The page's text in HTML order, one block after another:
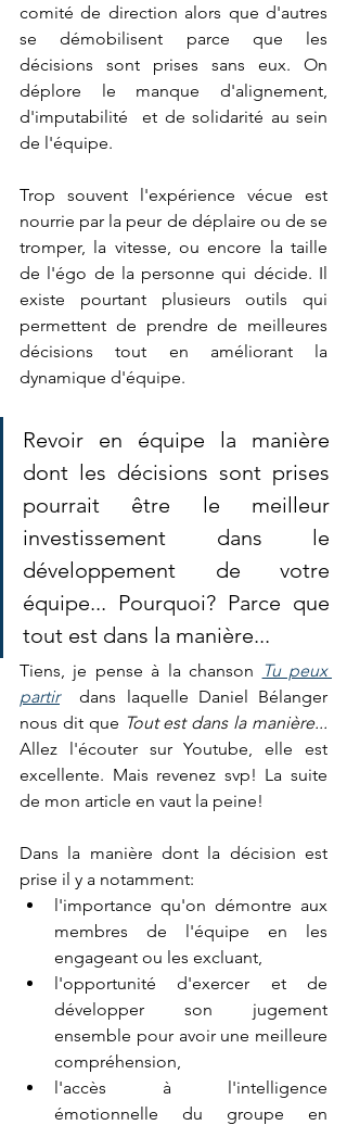
comité de direction alors que d'autres
se démobilisent parce que les
décisions sont prises sans eux. On
déplore le manque d'alignement,
d'imputabilité  et de solidarité au sein
de l'équipe.
Trop souvent l'expérience vécue est
nourrie par la peur de déplaire ou de se
tromper, la vitesse, ou encore la taille
de l'égo de la personne qui décide. Il
existe pourtant plusieurs outils qui
permettent de prendre de meilleures
décisions tout en améliorant la
dynamique d'équipe.
Revoir en équipe la manière
dont les décisions sont prises
pourrait être le meilleur
investissement dans le
développement de votre
équipe... Pourquoi? Parce que
tout est dans la manière...
Tiens, je pense à la chanson
Tu peux
partir
  dans laquelle Daniel Bélanger
nous dit que
Allez l'écouter sur Youtube, elle est
excellente. Mais revenez svp! La suite
de mon article en vaut la peine!
Dans la manière dont la décision est
prise il y a notamment:
l'importance qu'on démontre aux
membres de l'équipe en les
engageant ou les excluant,
l'opportunité d'exercer et de
développer son jugement
ensemble pour avoir une meilleure
compréhension,
l'accès à l'intelligence
émotionnelle du groupe en